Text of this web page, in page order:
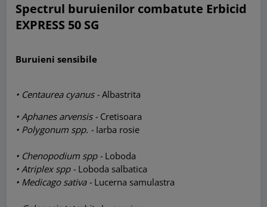
Spectrul buruienilor combatute Erbicid
EXPRESS 50 SG
Buruieni sensibile
• Centaurea cyanus -Albastrita
• Aphanes arvensis - Cretisoara
• Polygonum spp. - Iarba rosie
• Chenopodium spp - Loboda
• Atriplex spp - Loboda salbatica
• Medicago sativa - Lucerna samulastra